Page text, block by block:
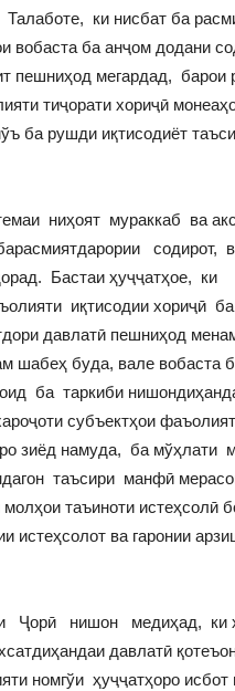
Талаботе, ки нисбат ба
вобаста ба анҷом додани
пешниҳод мегардад, барои
тиҷорати хориҷӣ
ба рушди иқтисодиёт
ниҳоят мураккаб ва
содирот,
Бастаи ҳуҷҷатҳое, ки
иқтисодии хориҷӣ ба
давлатӣ пешниҳод
шабеҳ буда, вале вобаста
ба таркиби
субъектҳои
зиёд намуда, ба мўҳлати
таъсири манфӣ
молҳои таъиноти истеҳсолӣ
истеҳсолот ва гаронии
Ҷорӣ нишон медиҳад, ки
давлатӣ
номгўи ҳуҷҷатҳоро